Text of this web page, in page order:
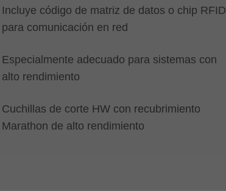
Incluye código de matriz de datos o chip RFID
para comunicación en red
Especialmente adecuado para sistemas con
alto rendimiento
Cuchillas de corte HW con recubrimiento
Marathon de alto rendimiento